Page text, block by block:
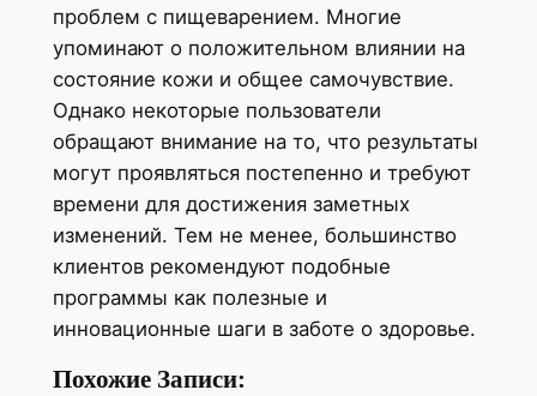
проблем с пищеварением. Многие
упоминают о положительном влиянии на
состояние кожи и общее самочувствие.
Однако некоторые пользователи
обращают внимание на то, что результаты
могут проявляться постепенно и требуют
времени для достижения заметных
изменений. Тем не менее, большинство
клиентов рекомендуют подобные
программы как полезные и
инновационные шаги в заботе о здоровье.
Похожие Записи: